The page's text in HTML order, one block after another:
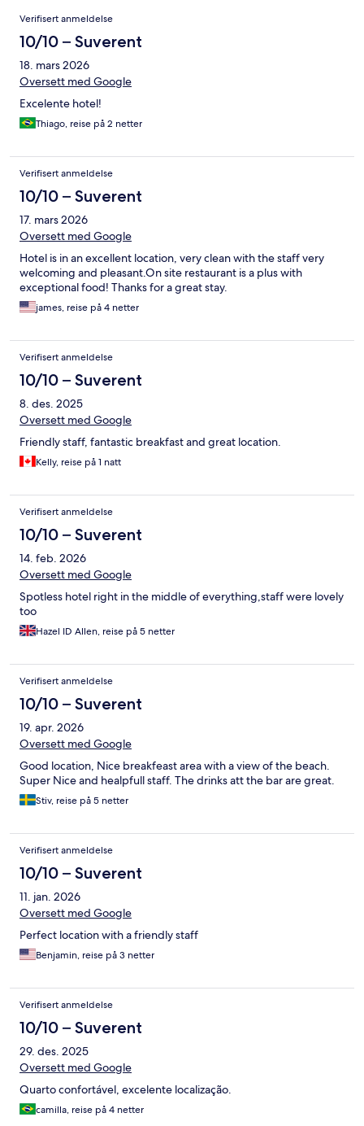
Anmeldelser
Verifisert anmeldelse
10/10 – Suverent
18. mars 2026
Oversett med Google
Excelente hotel!
Thiago, reise på 2 netter
Verifisert anmeldelse
10/10 – Suverent
17. mars 2026
Oversett med Google
Hotel is in an excellent location, very clean with the staff very
welcoming and pleasant.On site restaurant is a plus with
exceptional food! Thanks for a great stay.
james, reise på 4 netter
Verifisert anmeldelse
10/10 – Suverent
8. des. 2025
Oversett med Google
Friendly staff, fantastic breakfast and great location.
Kelly, reise på 1 natt
Verifisert anmeldelse
10/10 – Suverent
14. feb. 2026
Oversett med Google
Spotless hotel right in the middle of everything,staff were lovely
too
Hazel ID Allen, reise på 5 netter
Verifisert anmeldelse
10/10 – Suverent
19. apr. 2026
Oversett med Google
Good location, Nice breakfeast area with a view of the beach.
Super Nice and healpfull staff. The drinks att the bar are great.
Stiv, reise på 5 netter
Verifisert anmeldelse
10/10 – Suverent
11. jan. 2026
Oversett med Google
Perfect location with a friendly staff
Benjamin, reise på 3 netter
Verifisert anmeldelse
10/10 – Suverent
29. des. 2025
Oversett med Google
Quarto confortável, excelente localização.
camilla, reise på 4 netter